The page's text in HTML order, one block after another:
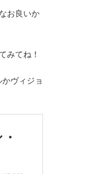
お良いか
みてね！
ヴィジョ